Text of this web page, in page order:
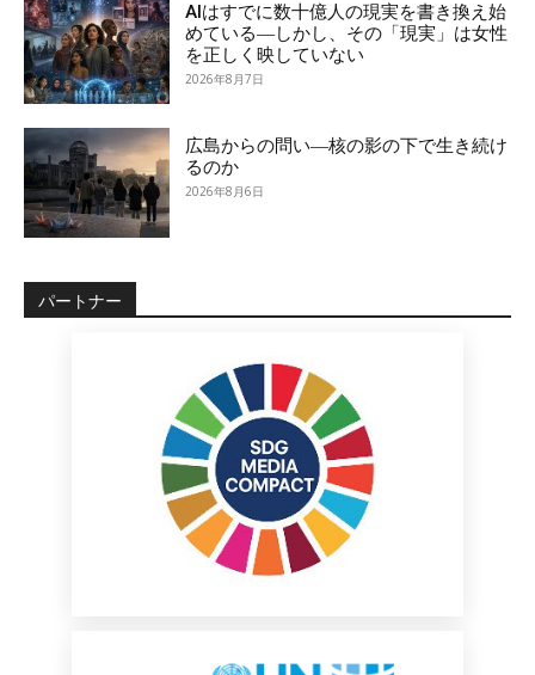
AIはすでに数十億人の現実を書き換え始
めている―しかし、その「現実」は女性
を正しく映していない
2026年8月7日
広島からの問い―核の影の下で生き続け
るのか
2026年8月6日
パートナー